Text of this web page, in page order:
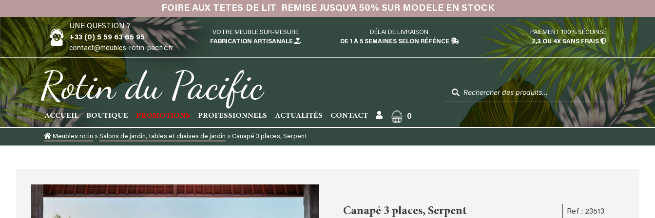
to
content
FOIRE AUX TETES DE LIT REMISE JUSQU’A 50% SUR MODELE EN STOCK
UNE QUESTION ?
+33 (0) 5 59 63 65 95
contact@meubles-rotin-pacific.fr
VOTRE MEUBLE SUR-MESURE
FABRICATION ARTISANALE
DÉLAI DE LIVRAISON
DE 1 À 5 SEMAINES SELON RÉFÉNCE
PAIEMENT 100% SÉCURISÉ
2,3 OU 4X SANS FRAIS
Rotin du Pacific
ACCUEIL BOUTIQUE PROMOTIONS PROFESSIONNELS ACTUALITÉS CONTACT 0
de
produits
Meubles rotin »Salons de jardin, tables et chaises de jardin »Canapé 3 places, Serpent
Canapé 3 places, Serpent Ref : 23513